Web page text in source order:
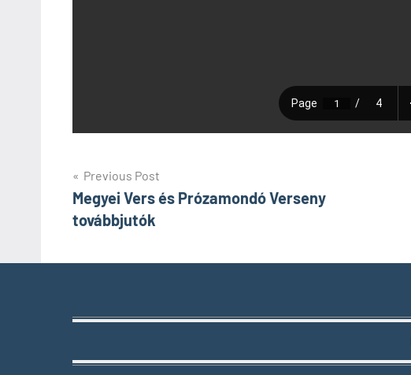
Bejegyzés
navigáció
Previous Post
Megyei Vers és Prózamondó Verseny
továbbjutók